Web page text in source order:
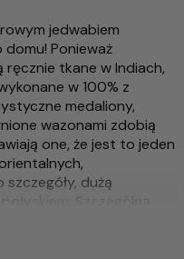
jedwabiem
Ponieważ
tkane w Indiach,
w 100% z
medaliony,
wazonami zdobią
one, że jest to jeden
dużą
Szczególną
Dzięki jedwabiowi